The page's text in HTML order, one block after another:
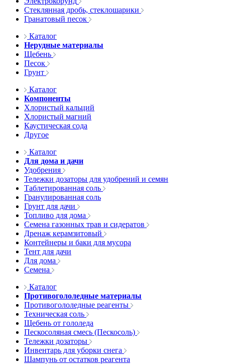
Стеклянная дробь, стеклошарики
Гранатовый песок
Каталог
Нерудные материалы
Щебень
Песок
Грунт
Каталог
Компоненты
Хлористый кальций
Хлористый магний
Каустическая сода
Другое
Каталог
Для дома и дачи
Удобрения
Тележки дозаторы для удобрений и семян
Таблетированная соль
Гранулированная соль
Грунт для дачи
Топливо для дома
Семена газонных трав и сидератов
Дренаж керамзитовый
Контейнеры и баки для мусора
Тент для дачи
Для дома
Семена
Каталог
Противогололедные материалы
Противогололедные реагенты
Техническая соль
Щебень от гололеда
Пескосоляная смесь (Пескосоль)
Тележки дозаторы
Инвентарь для уборки снега
Шампунь от остатков реагента